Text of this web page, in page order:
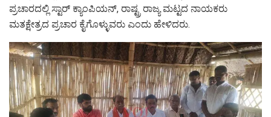
ಪ್ರಚಾರದಲ್ಲಿ ಸ್ಟಾರ್ ಕ್ಯಾಂಪಿಯನ್, ರಾಷ್ಟ್ರ ರಾಜ್ಯ ಮಟ್ಟದ ನಾಯಕರು
ಮತಕ್ಷೇತ್ರದ ಪ್ರಚಾರ ಕೈಗೊಳ್ಳುವರು ಎಂದು ಹೇಳಿದರು.